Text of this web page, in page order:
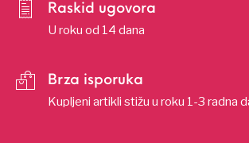
Raskid ugovora
U roku od 14 dana
Brza isporuka
Kupljeni artikli stižu u roku 1-3 radna